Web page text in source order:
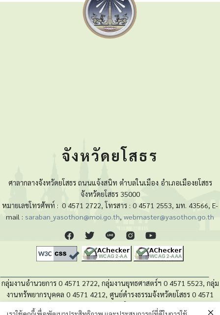
จังหวัดยโสธร
ศาลากลางจังหวัดยโสธร ถนนแจ้งสนิท ตำบลในเมือง อำเภอเมืองยโสธร
จังหวัดยโสธร 35000
หมายเลขโทรศัพท์ : 0 4571 2722, โทรสาร : 0 4571 2553, มท. 43566, E-
mail : saraban_yasothon@moi.go.th webmaster@yasothon.go.th
กลุ่มงานอำนวยการ 0 4571 2722, กลุ่มงานยุทธศาสตร์ฯ 0 4571 5523, กลุ่ม
งานทรัพยากรบุคคล 0 4571 4212, ศูนย์ดำรงธรรมจังหวัดยโสธร 0 4571